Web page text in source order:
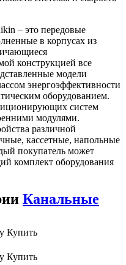
– это передовые
в корпусах из
конструкцией все
модели
энергоэффективности
оборудованием.
систем
модулями.
различной
кассетные, напольные
покупатель может
комплект оборудования
Канальные
Купить
Купить